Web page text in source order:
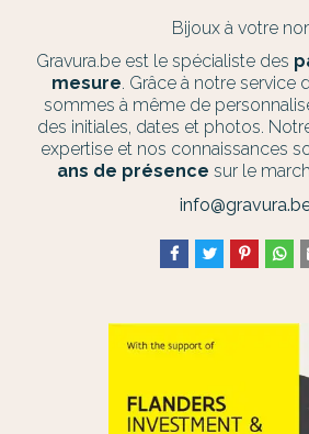
Bijoux à votre
Gravura.be est le spécialiste des
mesure. Grâce à notre service
sommes à même de
des initiales, dates et photos.
expertise et nos connaissances
ans de présence sur le